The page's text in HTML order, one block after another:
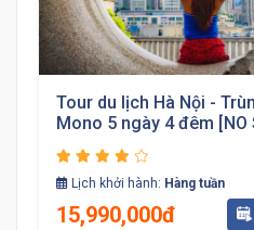
Tour du lịch Hà Nội -
Mono 5 ngày 4 đêm [NO
Lịch khởi hành: Hàng tuần
15,990,000đ